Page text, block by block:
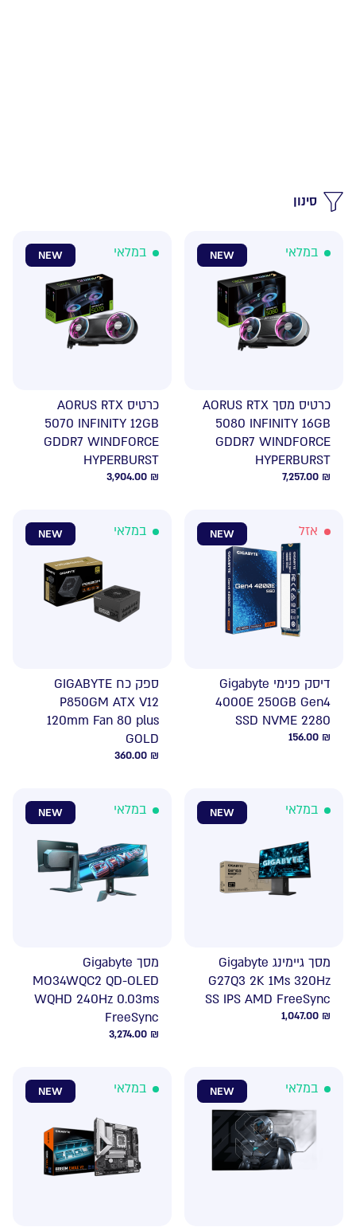
סינון
NEW במלאי
כרטיס מסך AORUS RTX
5080 INFINITY 16GB
GDDR7 WINDFORCE
HYPERBURST
7,257.00 ₪
NEW במלאי
כרטיס AORUS RTX
5070 INFINITY 12GB
GDDR7 WINDFORCE
HYPERBURST
3,904.00 ₪
NEW אזל
דיסק פנימי Gigabyte
4000E 250GB Gen4
SSD NVME 2280
156.00 ₪
NEW במלאי
ספק כח GIGABYTE
P850GM ATX V12
120mm Fan 80 plus
GOLD
360.00 ₪
NEW במלאי
מסך גיימינג Gigabyte
G27Q3 2K 1Ms 320Hz
SS IPS AMD FreeSync
1,047.00 ₪
NEW במלאי
מסך Gigabyte
MO34WQC2 QD-OLED
WQHD 240Hz 0.03ms
FreeSync
3,274.00 ₪
NEW במלאי NEW במלאי